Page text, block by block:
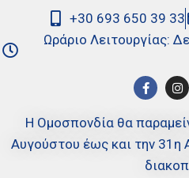
+30 693 650 39 33
Ωράριο Λειτουργίας:
Η Ομοσπονδία θα
Αυγούστου έως και την